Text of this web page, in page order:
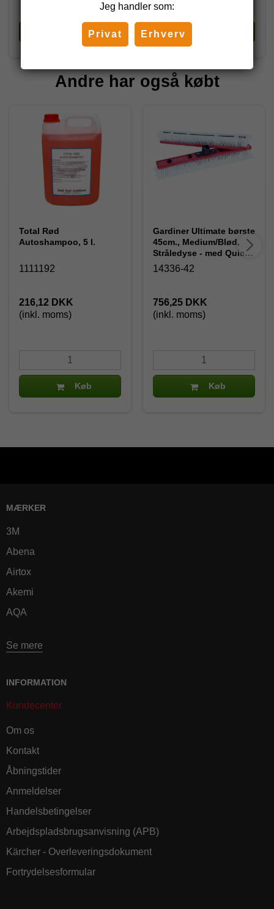
Køb
Andre har også købt
Total Rød
Autoshampoo, 5 l.
1111192
216,12 DKK
(inkl. moms)
Køb
Gardiner Ultimate børste
45cm., Medium/Blød,
Stråledyse - med Quick-
LoQ sokkel
14336-42
756,25 DKK
(inkl. moms)
Køb
MÆRKER
3M
Abena
Airtox
Akemi
AQA
Se mere
INFORMATION
Kundecenter
Om os
Kontakt
Åbningstider
Anmeldelser
Handelsbetingelser
Arbejdspladsbrugsanvisning (APB)
Kärcher - Overleveringsdokument
Fortrydelsesformular
Jeg handler som:
Privat Erhverv